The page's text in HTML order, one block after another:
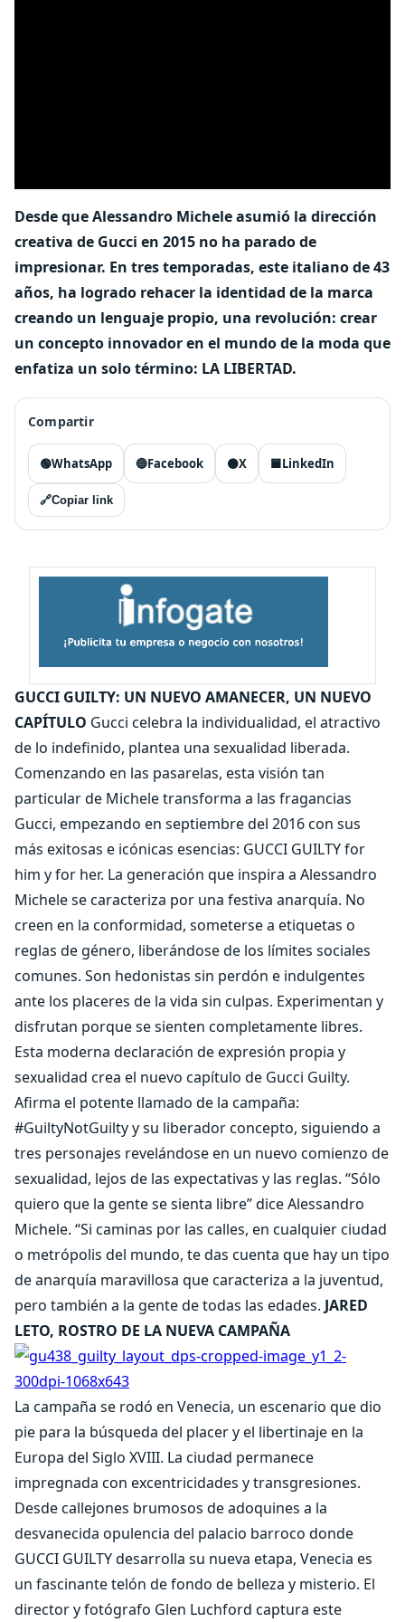
Desde que Alessandro Michele asumió la dirección
creativa de Gucci en 2015 no ha parado de
impresionar. En tres temporadas, este italiano de 43
años, ha logrado rehacer la identidad de la marca
creando un lenguaje propio, una revolución: crear
un concepto innovador en el mundo de la moda que
enfatiza un solo término: LA LIBERTAD.
Compartir
🟢WhatsApp 🔵Facebook ⚫X 🟦LinkedIn
🔗Copiar link
GUCCI GUILTY: UN NUEVO AMANECER, UN NUEVO
CAPÍTULO Gucci celebra la individualidad, el atractivo
de lo indefinido, plantea una sexualidad liberada.
Comenzando en las pasarelas, esta visión tan
particular de Michele transforma a las fragancias
Gucci, empezando en septiembre del 2016 con sus
más exitosas e icónicas esencias: GUCCI GUILTY for
him y for her. La generación que inspira a Alessandro
Michele se caracteriza por una festiva anarquía. No
creen en la conformidad, someterse a etiquetas o
reglas de género, liberándose de los límites sociales
comunes. Son hedonistas sin perdón e indulgentes
ante los placeres de la vida sin culpas. Experimentan y
disfrutan porque se sienten completamente libres.
Esta moderna declaración de expresión propia y
sexualidad crea el nuevo capítulo de Gucci Guilty.
Afirma el potente llamado de la campaña:
#GuiltyNotGuilty y su liberador concepto, siguiendo a
tres personajes revelándose en un nuevo comienzo de
sexualidad, lejos de las expectativas y las reglas. “Sólo
quiero que la gente se sienta libre” dice Alessandro
Michele. “Si caminas por las calles, en cualquier ciudad
o metrópolis del mundo, te das cuenta que hay un tipo
de anarquía maravillosa que caracteriza a la juventud,
pero también a la gente de todas las edades. JARED
LETO, ROSTRO DE LA NUEVA CAMPAÑA
La campaña se rodó en Venecia, un escenario que dio
pie para la búsqueda del placer y el libertinaje en la
Europa del Siglo XVIII. La ciudad permanece
impregnada con excentricidades y transgresiones.
Desde callejones brumosos de adoquines a la
desvanecida opulencia del palacio barroco donde
GUCCI GUILTY desarrolla su nueva etapa, Venecia es
un fascinante telón de fondo de belleza y misterio. El
director y fotógrafo Glen Luchford captura este